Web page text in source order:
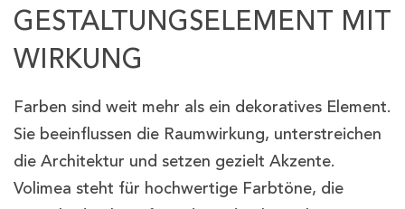
GESTALTUNGSELEMENT MIT
WIRKUNG
Farben sind weit mehr als ein dekoratives Element.
Sie beeinflussen die Raumwirkung, unterstreichen
die Architektur und setzen gezielt Akzente.
Volimea steht für hochwertige Farbtöne, die